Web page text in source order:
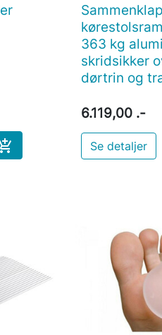
Læg i indkøbskurv

363 kg
skridsikker
dørtrin og
6.119,00 .-
Se detaljer